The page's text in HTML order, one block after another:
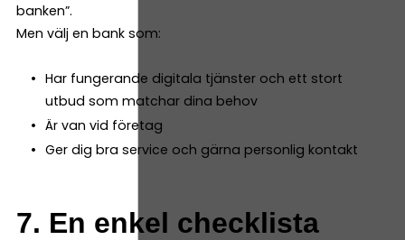
banken”.
Men välj en bank som:
Har fungerande digitala tjänster och ett stort
utbud som matchar dina behov
Är van vid företag
Ger dig bra service och gärna personlig kontakt
7. En enkel checklista